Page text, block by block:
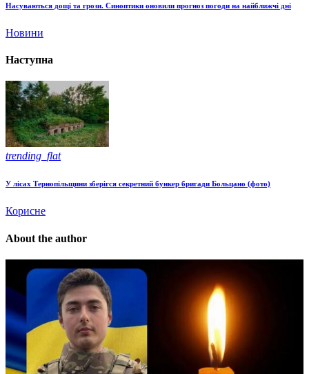
Насуваються дощі та грози. Синоптики оновили прогноз погоди на найближчі дні
Новини
Наступна
trending_flat
У лісах Тернопільщини зберігся секретний бункер бригади Больцано (фото)
Корисне
About the author